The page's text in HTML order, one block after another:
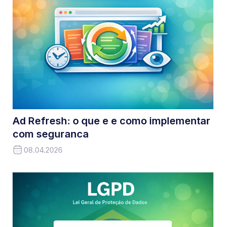
Ad Refresh: o que e e como implementar
com seguranca
08.04.2026